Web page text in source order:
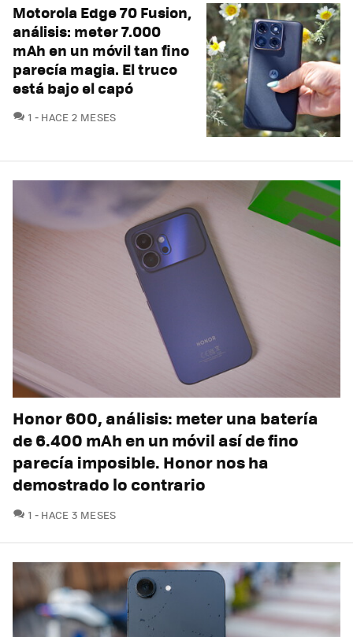
Motorola Edge 70 Fusion,
análisis: meter 7.000
mAh en un móvil tan fino
parecía magia. El truco
está bajo el capó
1 COMENTARIOS
HACE 2 MESES
Honor 600, análisis: meter una batería
de 6.400 mAh en un móvil así de fino
parecía imposible. Honor nos ha
demostrado lo contrario
1 COMENTARIOS
HACE 3 MESES